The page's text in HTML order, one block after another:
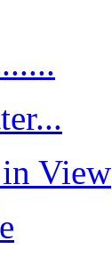
View